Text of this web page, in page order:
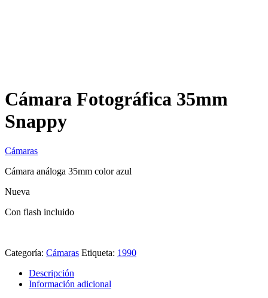
Cámara Fotográfica 35mm
Snappy
Cámaras
Cámara análoga 35mm color azul
Nueva
Con flash incluido
Categoría: Cámaras Etiqueta: 1990
Descripción
Información adicional